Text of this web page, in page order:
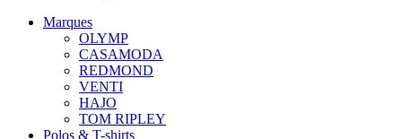
Marques
OLYMP
CASAMODA
REDMOND
VENTI
HAJO
TOM RIPLEY
Polos & T-shirts